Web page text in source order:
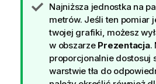
W
s
k
a
z
ó
Najniższa jednostka na
metrów. Jeśli ten pomiar
twojej grafiki, możesz
w obszarze Prezentacja.
proporcjonalnie dostosuj
warstwie tła do